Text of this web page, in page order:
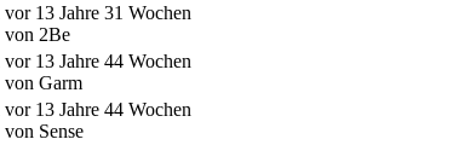
vor 13 Jahre 31 Wochen
von 2Be
vor 13 Jahre 44 Wochen
von Garm
vor 13 Jahre 44 Wochen
von Sense